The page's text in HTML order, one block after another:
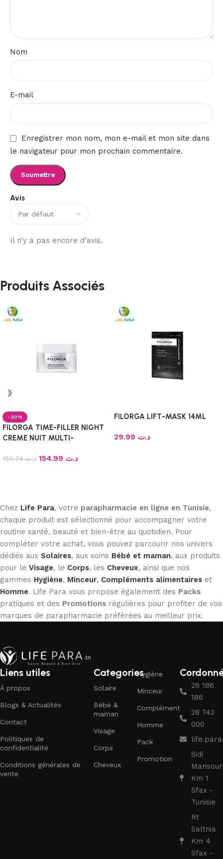
Avis
Il n’y a pas encore d’avis.
Nom
E-mail
Enregistrer mon nom, mon e-mail et mon site dans
le navigateur pour mon prochain commentaire.
Produits Associés
-20%
FILORGA TIME-FILLER NIGHT
CREME NUIT MULTI-
د.ت193.74 د.ت
FILORGA LIFT-MASK 14ML
د.ت
Chez Life Para, votre parapharmacie en ligne en Tunisie,
chaque produit est sélectionné pour accompagner votre
routine santé, beauté et bien-être au quotidien. Pour
compléter votre achat, vous pouvez parcourir nos univers
dédiés aux Solaires, aux soins Bébé et maman, aux produits
pour le Visage, le Corps, les Cheveux, ainsi que nos
gammes Hygiène, Minceur, Compléments alimentaires et
Homme. Life Para vous propose également des Packs
pratiques et des Promotions régulières pour profiter de vos
marques de parapharmacie préférées au meilleur prix.
Liens utiles
À propos
Blogs & Actualités
Contact
Politiques de
confidentialité
Conditions générales de
vente
Categories
Solaire
Bébé &
maman
Visage
Corps
Cheveux
Hygiène
Minceur
Complément
Homme
Pack
Promotion
28 186
186
28 742
000
Sidi
Mansour
Km 1
Sfax -
Tunisie
Rt
Saltnia
Km 4
Sfax -